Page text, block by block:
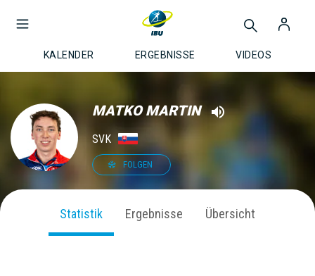
KALENDER ERGEBNISSE VIDEOS
MATKO MARTIN
SVK
FOLGEN
Statistik Ergebnisse Übersicht